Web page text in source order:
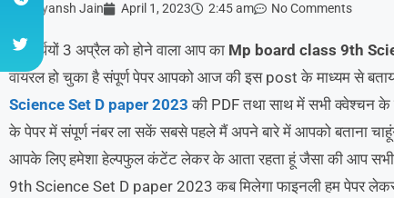
Priyansh Jain April 1, 2023 2:45 am No Comments
विद्यार्थियों 3 अप्रैल को होने वाला आप का Mp board class 9th
वायरल हो चुका है संपूर्ण पेपर आपको आज की इस post के माध्यम से
Science Set D paper 2023 की PDF तथा साथ में सभी क्वेश्चन
के पेपर में संपूर्ण नंबर ला सकें सबसे पहले मैं अपने बारे में आपको बताना
आपके लिए हमेशा हेल्पफुल कंटेंट लेकर के आता रहता हूं जैसा की आप
9th Science Set D paper 2023 कब मिलेगा फाइनली हम पेपर